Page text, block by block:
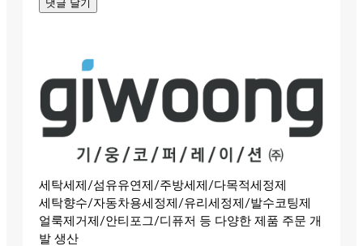
세탁세제/섬유유연제/주방세제/다목적세정제
세탁향수/자동차용세정제/유리세정제/발수코팅제
얼룩제거제/안티포그/디퓨저 등 다양한 제품 주문 개
발 생산